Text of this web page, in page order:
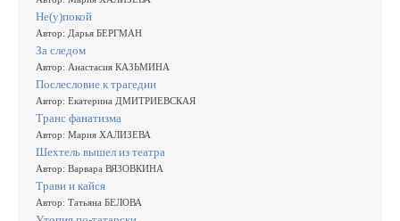
Не(у)покой
Автор: Дарья БЕРГМАН
За следом
Автор: Анастасия КАЗЬМИНА
Послесловие к трагедии
Автор: Екатерина ДМИТРИЕВСКАЯ
Транс фанатизма
Автор: Мария ХАЛИЗЕВА
Шехтель вышел из театра
Автор: Варвара ВЯЗОВКИНА
Трави и кайся
Автор: Татьяна БЕЛОВА